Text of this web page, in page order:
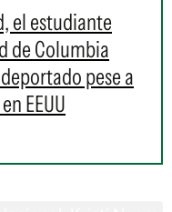
el estudiante
de Columbia
pese a
EEUU